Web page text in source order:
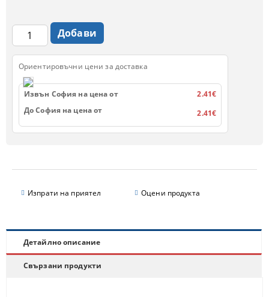
Изпрати на приятел Оцени продукта
Ориентировъчни цени за доставка
Извън София на цена от
2.41€
До София на цена от
2.41€
Детайлно описание
Свързани продукти